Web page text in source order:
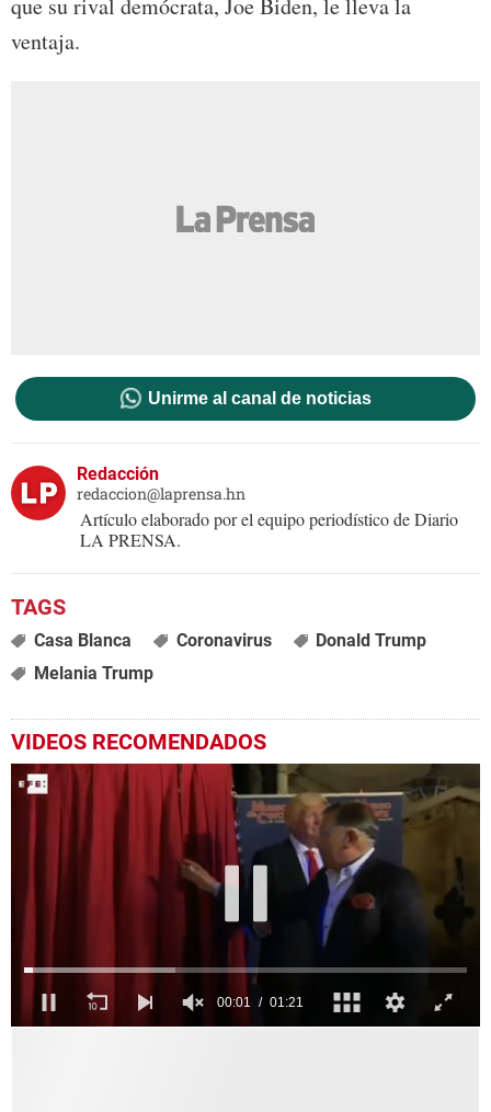
ventaja.
Unirme al canal de noticias
Redacción
redaccion@laprensa.hn
Artículo elaborado por el equipo periodístico de Diario
LA PRENSA.
Casa Blanca Coronavirus
Donald Trump
Melania Trump
VIDEOS RECOMENDADOS